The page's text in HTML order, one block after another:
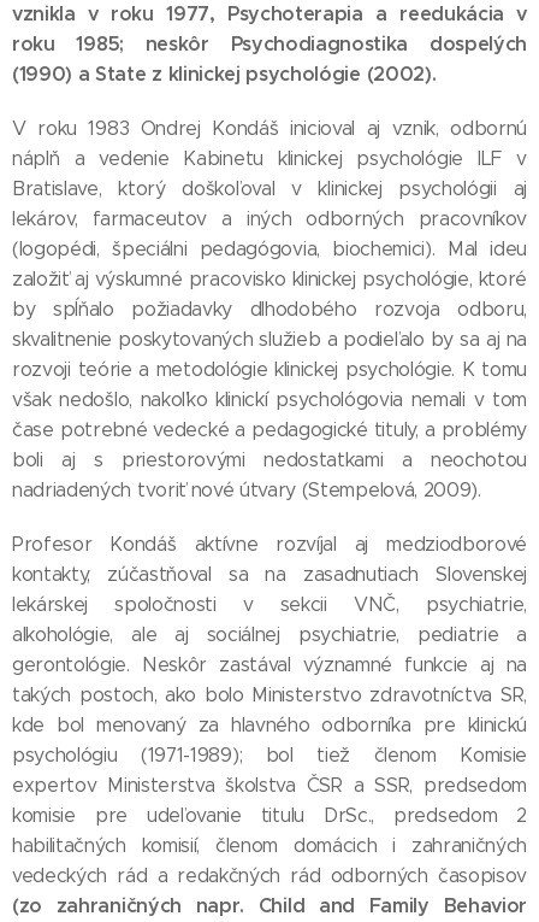
vznikla v roku 1977, Psychoterapia a reedukácia v
roku 1985; neskôr Psychodiagnostika dospelých
(1990) a State z klinickej psychológie (2002).
V roku 1983 Ondrej Kondáš inicioval aj vznik, odbornú
náplň a vedenie Kabinetu klinickej psychológie ILF v
Bratislave, ktorý doškoľoval v klinickej psychológii aj
lekárov, farmaceutov a iných odborných pracovníkov
(logopédi, špeciálni pedagógovia, biochemici). Mal ideu
založiť aj výskumné pracovisko klinickej psychológie, ktoré
by spĺňalo požiadavky dlhodobého rozvoja odboru,
skvalitnenie poskytovaných služieb a podieľalo by sa aj na
rozvoji teórie a metodológie klinickej psychológie. K tomu
však nedošlo, nakoľko klinickí psychológovia nemali v tom
čase potrebné vedecké a pedagogické tituly, a problémy
boli aj s priestorovými nedostatkami a neochotou
nadriadených tvoriť nové útvary (Stempelová, 2009).
Profesor Kondáš aktívne rozvíjal aj medziodborové
kontakty, zúčastňoval sa na zasadnutiach Slovenskej
lekárskej spoločnosti v sekcii VNČ, psychiatrie,
alkohológie, ale aj sociálnej psychiatrie, pediatrie a
gerontológie. Neskôr zastával významné funkcie aj na
takých postoch, ako bolo Ministerstvo zdravotníctva SR,
kde bol menovaný za hlavného odborníka pre klinickú
psychológiu (1971-1989); bol tiež členom Komisie
expertov Ministerstva školstva ČSR a SSR, predsedom
komisie pre udeľovanie titulu DrSc., predsedom 2
habilitačných komisií, členom domácich i zahraničných
vedeckých rád a redakčných rád odborných časopisov
(zo zahraničných napr. Child and Family Behavior